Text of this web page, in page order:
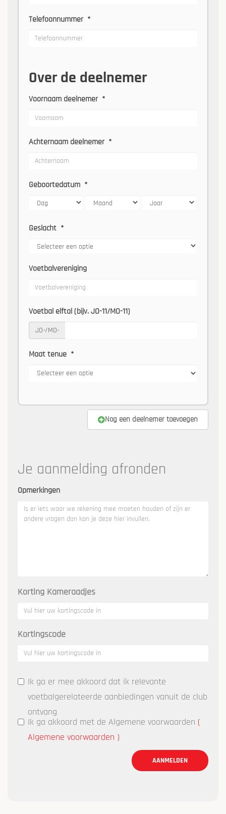
Telefoonnummer *
Over de deelnemer
Voornaam deelnemer *
Achternaam deelnemer *
Geboortedatum *
Geslacht *
Voetbalvereniging
Voetbal elftal (bijv. JO-11/MO-11)
JO-/MO-
Maat tenue *
Nog een deelnemer toevoegen
Je aanmelding afronden
Opmerkingen
Korting Kameraadjes
Kortingscode
Ik ga er mee akkoord dat ik relevante
voetbalgerelateerde aanbiedingen vanuit de club
ontvang
Ik ga akkoord met de Algemene voorwaarden (
Algemene voorwaarden )
AANMELDEN